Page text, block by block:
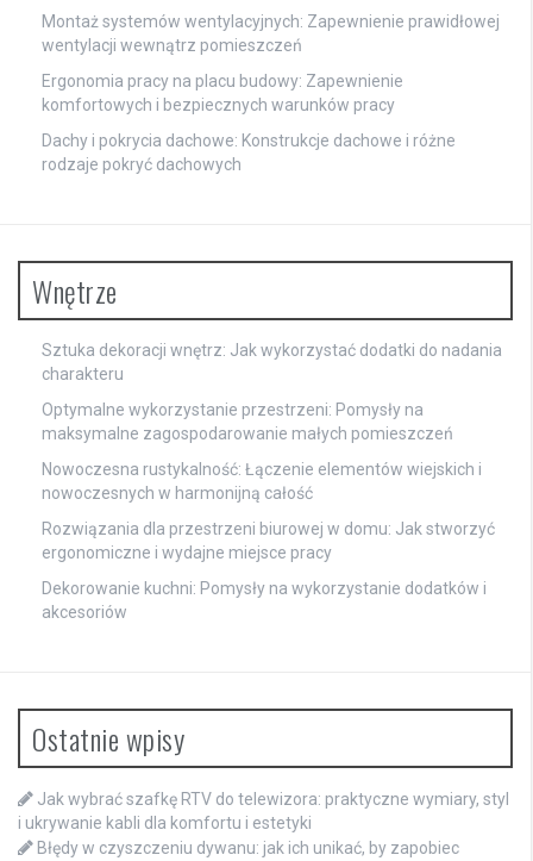
Montaż systemów wentylacyjnych: Zapewnienie prawidłowej
wentylacji wewnątrz pomieszczeń
Ergonomia pracy na placu budowy: Zapewnienie
komfortowych i bezpiecznych warunków pracy
Dachy i pokrycia dachowe: Konstrukcje dachowe i różne
rodzaje pokryć dachowych
Wnętrze
Sztuka dekoracji wnętrz: Jak wykorzystać dodatki do nadania
charakteru
Optymalne wykorzystanie przestrzeni: Pomysły na
maksymalne zagospodarowanie małych pomieszczeń
Nowoczesna rustykalność: Łączenie elementów wiejskich i
nowoczesnych w harmonijną całość
Rozwiązania dla przestrzeni biurowej w domu: Jak stworzyć
ergonomiczne i wydajne miejsce pracy
Dekorowanie kuchni: Pomysły na wykorzystanie dodatków i
akcesoriów
Ostatnie wpisy
Jak wybrać szafkę RTV do telewizora: praktyczne wymiary, styl
i ukrywanie kabli dla komfortu i estetyki
Błędy w czyszczeniu dywanu: jak ich unikać, by zapobiec